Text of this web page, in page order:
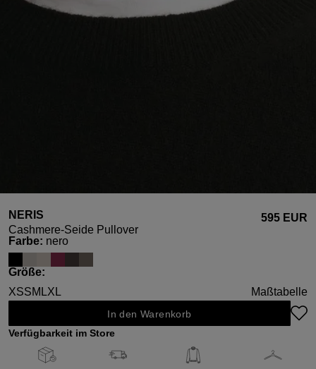
NERIS
Cashmere-Seide Pullover
595 EUR
Farbeauswählen
: nero
Größeauswählen
:
XSSM LXL Maßtabelle
In den Warenkorb
Verfügbarkeit im Store